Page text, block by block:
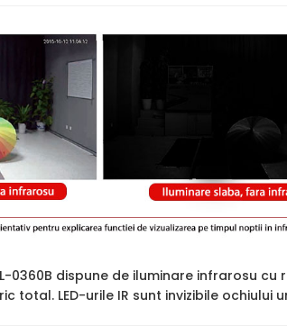
0360B dispune de iluminare infrarosu
total. LED-urile IR sunt invizibile ochiului